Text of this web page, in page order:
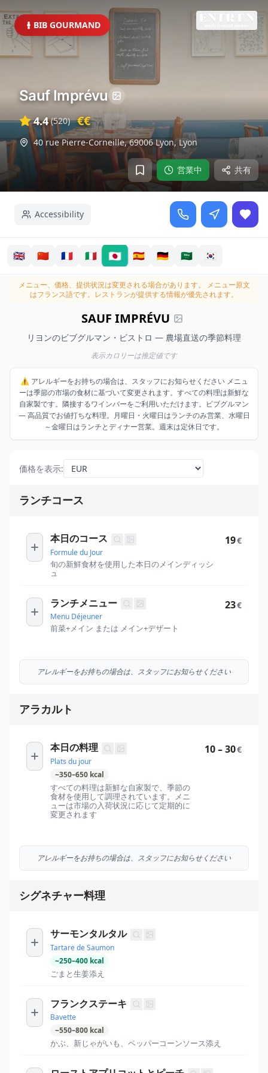
BIB GOURMAND
営業中 共有
Sauf Imprévu
4.4 (520) €€
40 rue Pierre-Corneille, 69006 Lyon,Lyon
Accessibility
🇬🇧 🇨🇳 🇫🇷 🇮🇹 🇯🇵 🇪🇸 🇩🇪 🇸🇦 🇰🇷
メニュー、価格、提供状況は変更される場合があります。
メニュー原文
はフランス語です。レストランが提供する情報が優先されます。
SAUF IMPRÉVU
リヨンのビブグルマン・ビストロ — 農場直送の季節料理
表示カロリーは推定値です
⚠️ アレルギーをお持ちの場合は、スタッフにお知らせください メニュ
ーは季節の市場の食材に基づいて変更されます。すべての料理は新鮮な
自家製です。隣接するワインバーをご利用いただけます。ビブグルマン
— 高品質でお値打ちな料理。月曜日・火曜日はランチのみ営業、水曜日
～金曜日はランチとディナー営業。週末は定休日です。
価格を表示:
ランチコース
本日のコース
Formule du Jour
旬の新鮮食材を使用した本日のメインディッシ
ュ
19€
ランチメニュー
Menu Déjeuner
前菜+メイン または メイン+デザート
23€
アレルギーをお持ちの場合は、スタッフにお知らせください
アラカルト
本日の料理
Plats du jour
~350–650 kcal
すべての料理は新鮮な自家製で、季節の
食材を使用して調理されています。メニ
ューは市場の入荷状況に応じて定期的に
変更されます
10 – 30€
アレルギーをお持ちの場合は、スタッフにお知らせください
シグネチャー料理
サーモンタルタル
Tartare de Saumon
~250–400 kcal
ごまと生姜添え
フランクステーキ
Bavette
~550–800 kcal
かぶ、新じゃがいも、ペッパーコーンソース添え